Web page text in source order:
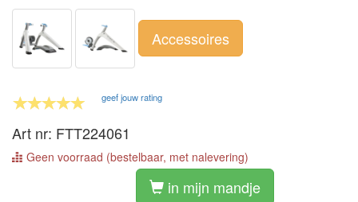
Accessoires
geef jouw rating
Art nr: FTT224061
Geen voorraad (bestelbaar, met nalevering)
in mijn mandje